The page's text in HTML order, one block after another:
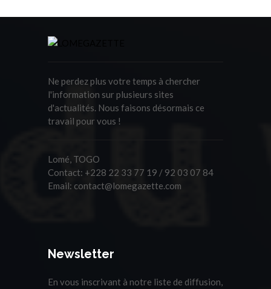
Ne perdez plus votre temps à chercher
l'information sur plusieurs sites
d'actualités. Nous faisons désormais ce
travail pour vous !
Lomé, TOGO
Contact: +228 22 33 77 19 / 92 03 07 84
Email: contact@lomegazette.com
Newsletter
En vous inscrivant à notre liste de diffusion,